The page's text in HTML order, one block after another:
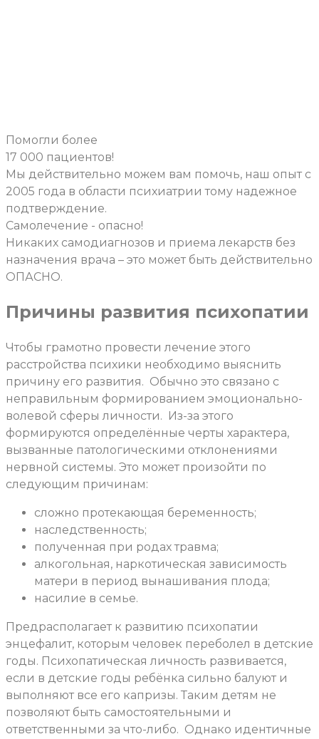
Помогли более
17 000 пациентов!
Мы действительно можем вам помочь, наш опыт с
2005 года в области психиатрии тому надежное
подтверждение.
Самолечение - опасно!
Никаких самодиагнозов и приема лекарств без
назначения врача – это может быть действительно
ОПАСНО.
Причины развития психопатии
Чтобы грамотно провести лечение этого
расстройства психики необходимо выяснить
причину его развития. Обычно это связано с
неправильным формированием эмоционально-
волевой сферы личности.
Из-за этого
формируются определённые черты характера,
вызванные патологическими отклонениями
нервной системы. Это может произойти по
следующим причинам:
сложно протекающая беременность;
наследственность;
полученная при родах травма;
алкогольная, наркотическая зависимость
матери в период вынашивания плода;
насилие в семье.
Предрасполагает к развитию психопатии
энцефалит, которым человек переболел в детские
годы. Психопатическая личность развивается,
если в детские годы ребёнка сильно балуют и
выполняют все его капризы. Таким детям не
позволяют быть самостоятельными и
ответственными за что-либо. Однако идентичные